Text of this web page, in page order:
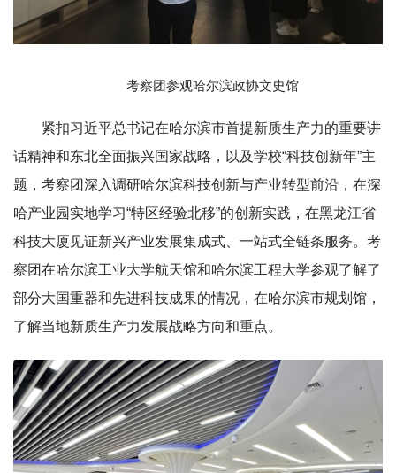
考察团参观哈尔滨政协文史馆
紧扣习近平总书记在哈尔滨市首提新质生产力的重要讲
话精神和东北全面振兴国家战略，以及学校“科技创新年”主
题，考察团深入调研哈尔滨科技创新与产业转型前沿，在深
哈产业园实地学习“特区经验北移”的创新实践，在黑龙江省
科技大厦见证新兴产业发展集成式、一站式全链条服务。考
察团在哈尔滨工业大学航天馆和哈尔滨工程大学参观了解了
部分大国重器和先进科技成果的情况，在哈尔滨市规划馆，
了解当地新质生产力发展战略方向和重点。